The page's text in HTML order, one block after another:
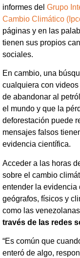
informes del Grupo
Cambio Climático
páginas y en las
tienen sus propios
sociales.
En cambio, una
cualquiera con
de abandonar al
el mundo y que la
deforestación puede
mensajes falsos
evidencia científica.
Acceder a las horas
sobre el cambio
entender la evidencia
geógrafos, físicos y
como las
través de las redes
“Es común que
enteró de algo,